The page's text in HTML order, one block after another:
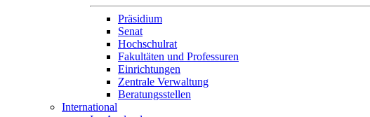
Präsidium
Senat
Hochschulrat
Fakultäten und Professuren
Einrichtungen
Zentrale Verwaltung
Beratungsstellen
International